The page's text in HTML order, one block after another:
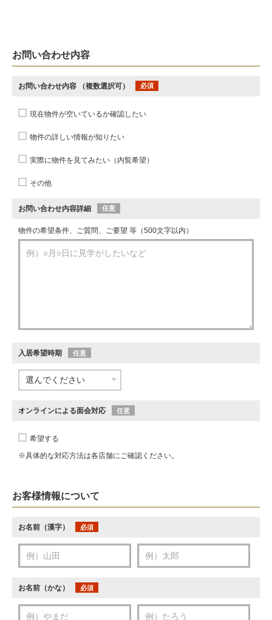
お問い合わせ内容
お問い合わせ内容 （複数選択可） 必須
現在物件が空いているか確認したい
物件の詳しい情報が知りたい
実際に物件を見てみたい（内覧希望）
その他
お問い合わせ内容詳細 任意
物件の希望条件、ご質問、ご要望 等（500文字以内）
入居希望時期 任意
オンラインによる面会対応 任意
希望する
※具体的な対応方法は各店舗にご確認ください。
お客様情報について
お名前（漢字） 必須
お名前（かな） 必須